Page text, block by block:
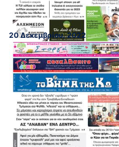
20 Δεκεμβρίου, 2022